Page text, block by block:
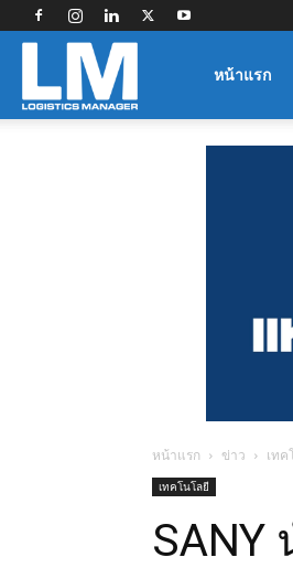
Logisticsหน้าแรก
หน้าแรก ข่าว เทค
เทคโนโลยี